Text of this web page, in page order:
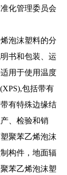
化管理委员会
泡沫塑料的分
书和包装、运
用于使用温度
包括带有
有特殊边缘结
、检验和销
聚苯乙烯泡沫
构件，地面辐
苯乙烯泡沫塑